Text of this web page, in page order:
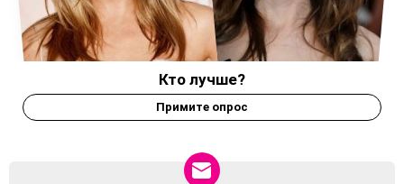
Кто лучше?
Примите опрос